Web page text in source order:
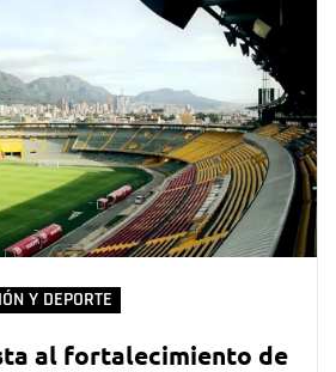
Y DEPORTE
al fortalecimiento de